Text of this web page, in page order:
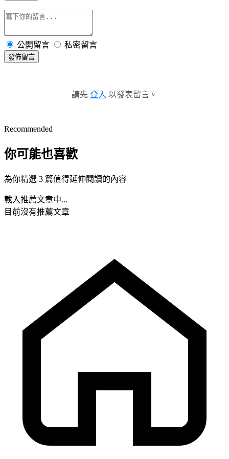
公開留言 私密留言
發佈留言
請先 登入 以發表留言。
Recommended
你可能也喜歡
為你精選 3 篇值得延伸閱讀的內容
載入推薦文章中...
目前沒有推薦文章